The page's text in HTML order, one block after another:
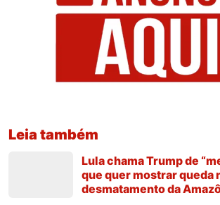
Leia também
Lula chama Trump de
que quer mostrar queda
desmatamento da